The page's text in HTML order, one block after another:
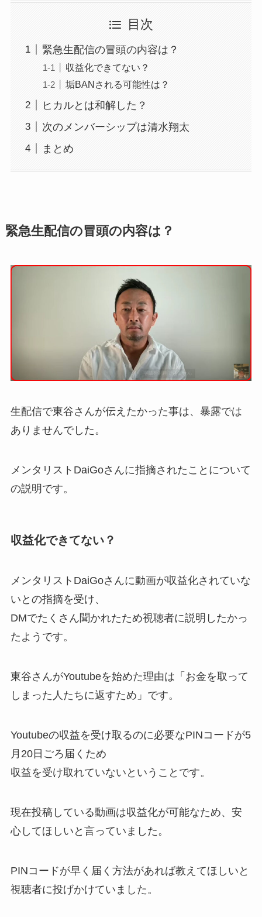
目次
緊急生配信の冒頭の内容は？
収益化できてない？
垢BANされる可能性は？
ヒカルとは和解した？
次のメンバーシップは清水翔太
まとめ
緊急生配信の冒頭の内容は？
生配信で東谷さんが伝えたかった事は、暴露では
ありませんでした。
メンタリストDaiGoさんに指摘されたことについて
の説明です。
収益化できてない？
メンタリストDaiGoさんに動画が収益化されていな
いとの指摘を受け、
DMでたくさん聞かれたため視聴者に説明したかっ
たようです。
東谷さんがYoutubeを始めた理由は「お金を取って
しまった人たちに返すため」です。
Youtubeの収益を受け取るのに必要なPINコードが5
月20日ごろ届くため
収益を受け取れていないということです。
現在投稿している動画は収益化が可能なため、安
心してほしいと言っていました。
PINコードが早く届く方法があれば教えてほしいと
視聴者に投げかけていました。